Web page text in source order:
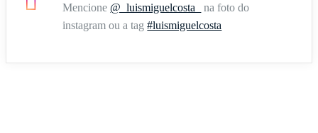
Mencione @_luismiguelcosta_
na foto do
instagram ou a tag#luismiguelcosta